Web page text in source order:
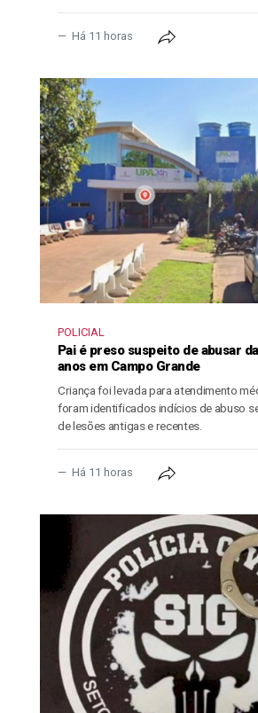
Há 11 horas
POLICIAL
Pai é preso suspeito de abusar
anos em Campo Grande
Criança foi levada para atendimento
foram identificados indícios de abuso
de lesões antigas e recentes.
Há 11 horas